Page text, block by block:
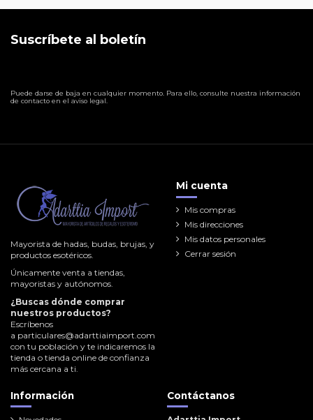
Suscríbete al boletín
Puede darse de baja en cualquier momento. Para ello, consulte nuestra información
de contacto en el aviso legal.
Mayorista de hadas, budas, brujas, y
productos esotéricos.
Únicamente venta a tiendas,
mayoristas y autónomos.
¿Buscas dónde comprar
nuestros productos?
Escríbenos
a particulares@adarttiaimport.com
con tu población y te indicaremos la
tienda o tienda online de confianza
más cercana a ti.
Mi cuenta
Mis compras
Mis direcciones
Mis datos personales
Cerrar sesión
Información Contáctanos